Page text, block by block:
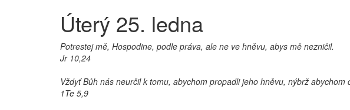
Úterý 25. ledna
Potrestej mě, Hospodine, podle práva, ale ne ve hněvu, abys mě nezničil.
Jr 10,24
Vždyť Bůh nás neurčil k tomu, abychom propadli jeho hněvu, nýbrž
1Te 5,9